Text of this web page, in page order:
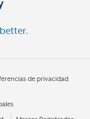
de privacidad